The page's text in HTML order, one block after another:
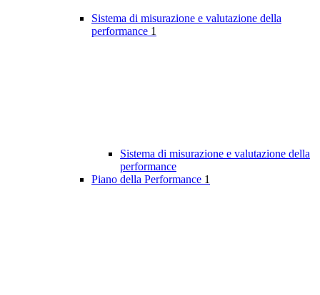
Sistema di misurazione e valutazione della
performance 1
Sistema di misurazione e valutazione della
performance
Piano della Performance 1